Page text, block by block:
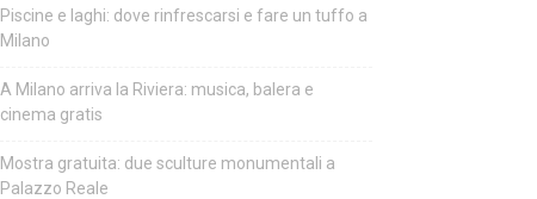
Piscine e laghi: dove rinfrescarsi e fare un tuffo a
Milano
A Milano arriva la Riviera: musica, balera e
cinema gratis
Mostra gratuita: due sculture monumentali a
Palazzo Reale